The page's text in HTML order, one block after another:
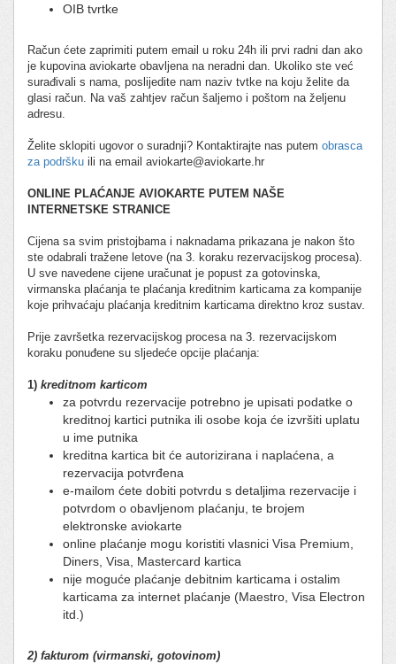
OIB tvrtke
Račun ćete zaprimiti putem email u roku 24h ili prvi radni dan ako
je kupovina aviokarte obavljena na neradni dan. Ukoliko ste već
surađivali s nama, poslijedite nam naziv tvtke na koju želite da
glasi račun. Na vaš zahtjev račun šaljemo i poštom na željenu
adresu.
Želite sklopiti ugovor o suradnji? Kontaktirajte nas putem obrasca
za podršku ili na email aviokarte@aviokarte.hr
ONLINE PLAĆANJE AVIOKARTE PUTEM NAŠE
INTERNETSKE STRANICE
Cijena sa svim pristojbama i naknadama prikazana je nakon što
ste odabrali tražene letove (na 3. koraku rezervacijskog procesa).
U sve navedene cijene uračunat je popust za gotovinska,
virmanska plaćanja te plaćanja kreditnim karticama za kompanije
koje prihvaćaju plaćanja kreditnim karticama direktno kroz sustav.
Prije završetka rezervacijskog procesa na 3. rezervacijskom
koraku ponuđene su sljedeće opcije plaćanja:
1) kreditnom karticom
za potvrdu rezervacije potrebno je upisati podatke o
kreditnoj kartici putnika ili osobe koja će izvršiti uplatu
u ime putnika
kreditna kartica bit će autorizirana i naplaćena, a
rezervacija potvrđena
e-mailom ćete dobiti potvrdu s detaljima rezervacije i
potvrdom o obavljenom plaćanju, te brojem
elektronske aviokarte
online plaćanje mogu koristiti vlasnici Visa Premium,
Diners, Visa, Mastercard kartica
nije moguće plaćanje debitnim karticama i ostalim
karticama za internet plaćanje (Maestro, Visa Electron
itd.)
2) fakturom (virmanski, gotovinom)